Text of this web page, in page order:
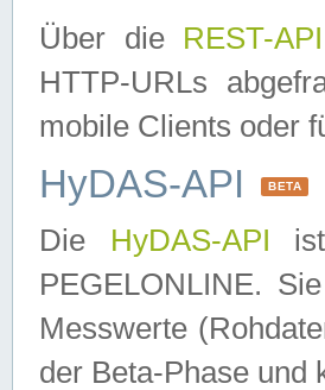
Über die REST-API
HTTP-URLs
mobile Clients oder
HyDAS-API BETA
Die HyDAS-API
PEGELONLINE.
Messwerte
der Beta-Phase und